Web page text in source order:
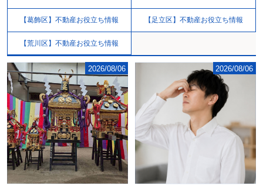
【葛飾区】不動産お役立ち情報 【足立区】不動産お役立ち情報
【荒川区】不動産お役立ち情報
2026/08/06 2026/08/06